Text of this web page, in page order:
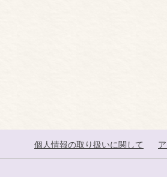
個人情報の取り扱いに関して